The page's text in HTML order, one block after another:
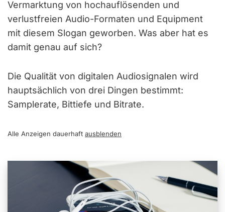
Vermarktung von hochauflösenden und
verlustfreien Audio-Formaten und Equipment
mit diesem Slogan geworben. Was aber hat es
damit genau auf sich?
Die Qualität von digitalen Audiosignalen wird
hauptsächlich von drei Dingen bestimmt:
Samplerate, Bittiefe und Bitrate.
Alle Anzeigen dauerhaft ausblenden